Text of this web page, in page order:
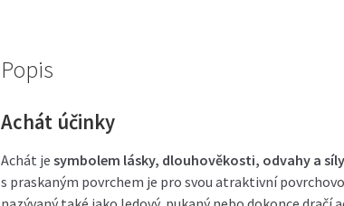
Popis
Achát účinky
Achát jesymbolem lásky, dlouhověkosti, odvahy a
s praskaným povrchem je pro svou atraktivní